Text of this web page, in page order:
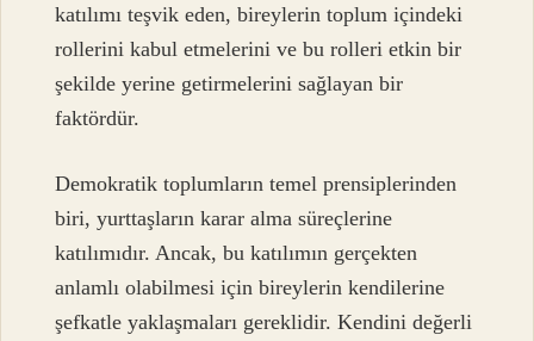
katılımı teşvik eden, bireylerin toplum içindeki
rollerini kabul etmelerini ve bu rolleri etkin bir
şekilde yerine getirmelerini sağlayan bir
faktördür.
Demokratik toplumların temel prensiplerinden
biri, yurttaşların karar alma süreçlerine
katılımıdır. Ancak, bu katılımın gerçekten
anlamlı olabilmesi için bireylerin kendilerine
şefkatle yaklaşmaları gereklidir. Kendini değerli